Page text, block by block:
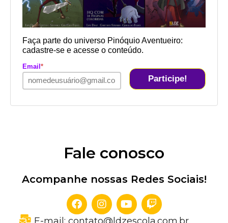
Faça parte do universo Pinóquio Aventueiro:
cadastre-se e acesse o conteúdo.
Email*
Participe!
Fale conosco
Acompanhe nossas Redes Sociais!